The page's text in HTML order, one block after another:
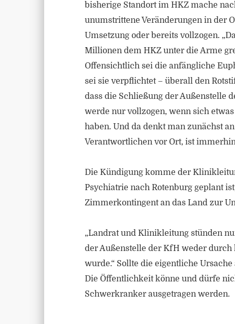
bisherige Standort im HKZ mache
unumstrittene Veränderungen in der
Umsetzung oder bereits vollzogen.
Millionen dem HKZ unter die Arme
Offensichtlich sei die anfängliche
sei sie verpflichtet – überall den
dass die Schließung der Außenstelle
werde nur vollzogen, wenn sich
haben. Und da denkt man zunächst
Verantwortlichen vor Ort, ist
Die Kündigung komme der
Psychiatrie nach Rotenburg geplant
Zimmerkontingent an das Land zur
„Landrat und Klinikleitung stünden
der Außenstelle der KfH weder
wurde.“ Sollte die eigentliche
Die Öffentlichkeit könne und dürfe
Schwerkranker ausgetragen werden.